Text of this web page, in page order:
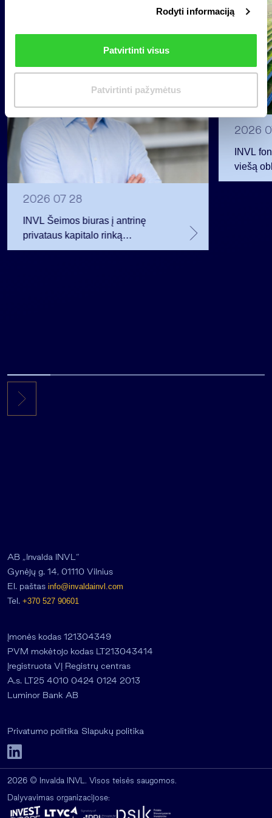
s
Rodyti informaciją
Patvirtinti visus
Patvirtinti pažymėtus
Grupė
2026 07 28
INVL Šeimos biuras į antrinę
privataus kapitalo rinką
investuojantį fondą pritraukė 17,4
2026
INVL
viešą
12 mln.
AB „Invalda INVL“
Gynėjų g. 14, 01110 Vilnius
El. paštas info@invaldainvl.com
Tel. +370 527 90601
Įmonės kodas 121304349
PVM mokėtojo kodas LT213043414
Įregistruota VĮ Registrų centras
A.s. LT25 4010 0424 0124 2013
Luminor Bank AB
Privatumo politika Slapukų politika
2026 © Invalda INVL. Visos teisės saugomos.
Dalyvavimas organizacijose: